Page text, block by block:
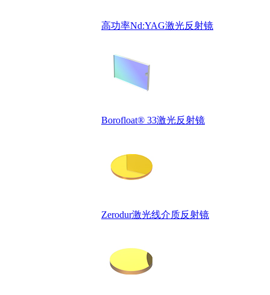
高功率Nd:YAG激光反射镜
Borofloat® 33激光反射镜
Zerodur激光线介质反射镜